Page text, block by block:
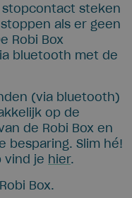
stopcontact steken
als er geen
Robi Box
bluetooth met de
(via bluetooth)
op de
de Robi Box en
besparing. Slim hé!
vind je hier.
Box.